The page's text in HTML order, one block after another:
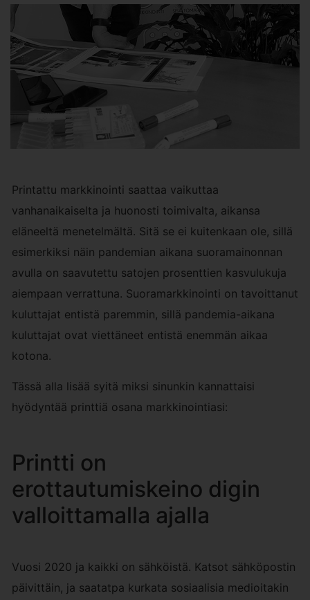
Printattu markkinointi saattaa vaikuttaa
vanhanaikaiselta ja huonosti toimivalta, aikansa
eläneeltä menetelmältä. Sitä se ei kuitenkaan ole, sillä
esimerkiksi näin pandemian aikana suoramainonnan
avulla on saavutettu satojen prosenttien kasvulukuja
aiempaan verrattuna. Suoramarkkinointi on tavoittanut
kuluttajat entistä paremmin, sillä pandemia-aikana
kuluttajat ovat viettäneet entistä enemmän aikaa
kotona.
Tässä alla lisää syitä miksi sinunkin kannattaisi
hyödyntää printtiä osana markkinointiasi:
Printti on
erottautumiskeino digin
valloittamalla ajalla
Vuosi 2020 ja kaikki on sähköistä. Katsot sähköpostin
päivittäin, ja saatatpa kurkata sosiaalisia medioitakin